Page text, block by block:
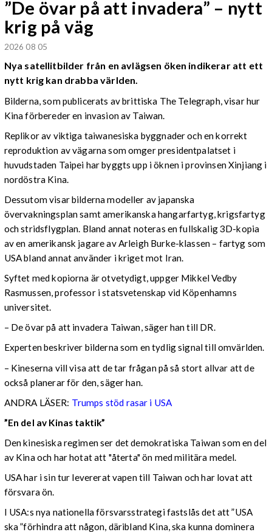
”De övar på att invadera” – nytt
krig på väg
2026 08 05
Nya satellitbilder från en avlägsen öken indikerar att ett
nytt krig kan drabba världen.
Bilderna, som publicerats av brittiska The Telegraph, visar hur
Kina förbereder en invasion av Taiwan.
Replikor av viktiga taiwanesiska byggnader och en korrekt
reproduktion av vägarna som omger presidentpalatset i
huvudstaden Taipei har byggts upp i öknen i provinsen Xinjiang i
nordöstra Kina.
Dessutom visar bilderna modeller av japanska
övervakningsplan samt amerikanska hangarfartyg, krigsfartyg
och stridsflygplan. Bland annat noteras en fullskalig 3D-kopia
av en amerikansk jagare av Arleigh Burke-klassen – fartyg som
USA bland annat använder i kriget mot Iran.
Syftet med kopiorna är otvetydigt, uppger Mikkel Vedby
Rasmussen, professor i statsvetenskap vid Köpenhamns
universitet.
– De övar på att invadera Taiwan, säger han till DR.
Experten beskriver bilderna som en tydlig signal till omvärlden.
– Kineserna vill visa att de tar frågan på så stort allvar att de
också planerar för den, säger han.
ANDRA LÄSER: Trumps stöd rasar i USA
”En del av Kinas taktik”
Den kinesiska regimen ser det demokratiska Taiwan som en del
av Kina och har hotat att "återta" ön med militära medel.
USA har i sin tur levererat vapen till Taiwan och har lovat att
försvara ön.
I USA:s nya nationella försvarsstrategi fastslås det att ”USA
ska ”förhindra att någon, däribland Kina, ska kunna dominera